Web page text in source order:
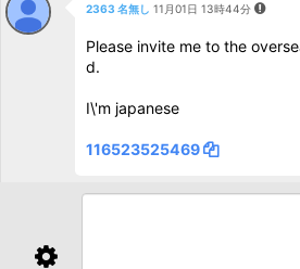
2363 名無し 11月01日 13時44分
Please invite me to the
d.
I\'m japanese
116523525469